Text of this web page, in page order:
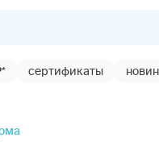
сертификаты